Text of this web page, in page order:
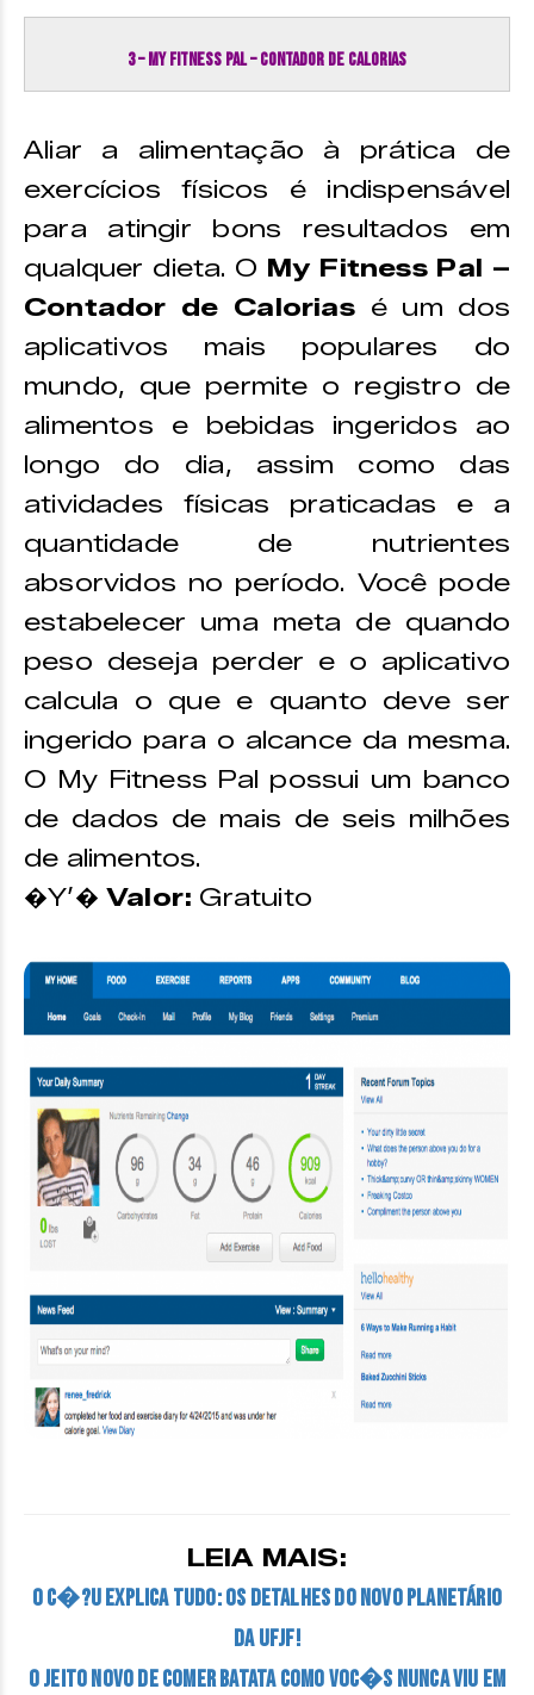
3 – MY FITNESS PAL – CONTADOR DE CALORIAS
Aliar a alimentação à prática de
exercícios físicos é indispensável
para atingir bons resultados em
qualquer dieta. O My Fitness Pal –
Contador de Calorias é um dos
aplicativos mais populares do
mundo, que permite o registro de
alimentos e bebidas ingeridos ao
longo do dia, assim como das
atividades físicas praticadas e a
quantidade de nutrientes
absorvidos no período. Você pode
estabelecer uma meta de quando
peso deseja perder e o aplicativo
calcula o que e quanto deve ser
ingerido para o alcance da mesma.
O My Fitness Pal possui um banco
de dados de mais de seis milhões
de alimentos.
�Y’� Valor: Gratuito
LEIA MAIS:
O C�?U EXPLICA TUDO: OS DETALHES DO NOVO PLANETÁRIO
DA UFJF!
O JEITO NOVO DE COMER BATATA COMO VOC�S NUNCA VIU EM